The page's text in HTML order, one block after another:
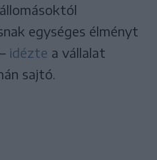
egységes élményt
idézte a vállalat
sajtó.